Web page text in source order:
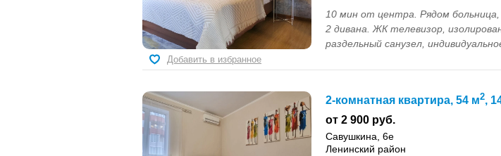
10 мин от центра. Рядом больница,
2 дивана. ЖК телевизор,
раздельный санузел,
Добавить в избранное
2-комнатная квартира, 54 м2,
от 2 900 руб.
Савушкина, 6е
Ленинский район